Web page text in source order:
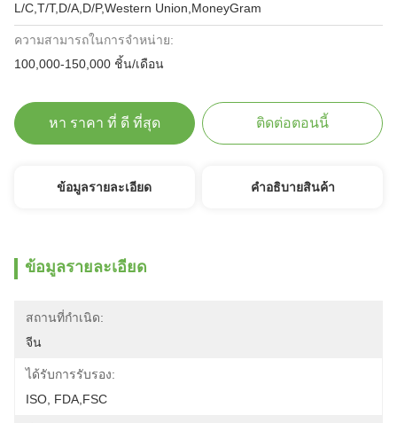
L/C,T/T,D/A,D/P,Western Union,MoneyGram
ความสามารถในการจําหน่าย:
100,000-150,000 ชิ้น/เดือน
หา ราคา ที่ ดี ที่สุด ติดต่อตอนนี้
ข้อมูลรายละเอียด คําอธิบายสินค้า
ข้อมูลรายละเอียด
สถานที่กำเนิด:
จีน
ได้รับการรับรอง:
ISO, FDA,FSC